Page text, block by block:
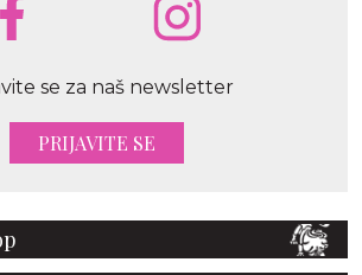
se za naš newsletter
PRIJAVITE SE